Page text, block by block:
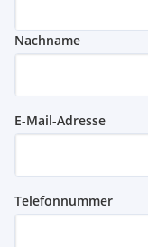
Nachname
E-Mail-Adresse
Telefonnummer